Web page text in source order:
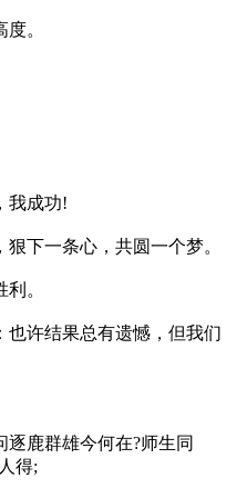
。
我成功!
下一条心，共圆一个梦。
。
也许结果总有遗憾，但我们
鹿群雄今何在?师生同
得;